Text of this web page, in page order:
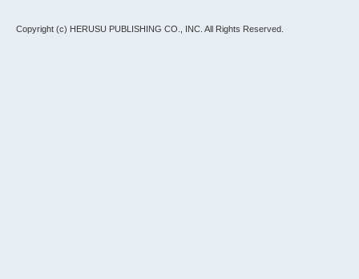
Copyright (c) HERUSU PUBLISHING CO., INC. All Rights Reserved.